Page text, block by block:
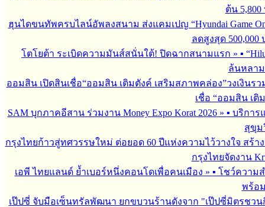
ต้น
ฮุนไดขนทัพครบไลน์อัพลงสนาม ส่งแคมเปญ “Hyundai Game
ลดสูงสุด 500,000
โตโยต้า ระเบิดความมันส์สนั่นใต้! ปิดฉากสนามแรก » ▪︎
ล้นหลาม
ออมสิน เปิดสินเชื่อ“ออมสิน เติมตังค์ เสริมสภาพคล่อง”วงเงินรว
เชื่อ “ออมสิน เติ
SAM บุกภาคอีสาน ร่วมงาน Money Expo Korat 2026» ▪︎ บริกา
สุขุม
กรุงไทยก้าวสู่ทศวรรษใหม่ ต่อยอด 60 ปีแห่งความไว้วางใจ สร้
กรุงไทยจัดงาน
เอพี ไทยแลนด์ ย้ำเบอร์หนึ่งคอนโดเพื่อคนเมือง » ▪︎ โชว์ความ
พร้อ
เป๊ปซี่ จับมือเซ็นทรัลพัฒนา ยกขบวนร้านดังจาก "เป๊ปซี่มิตรชว